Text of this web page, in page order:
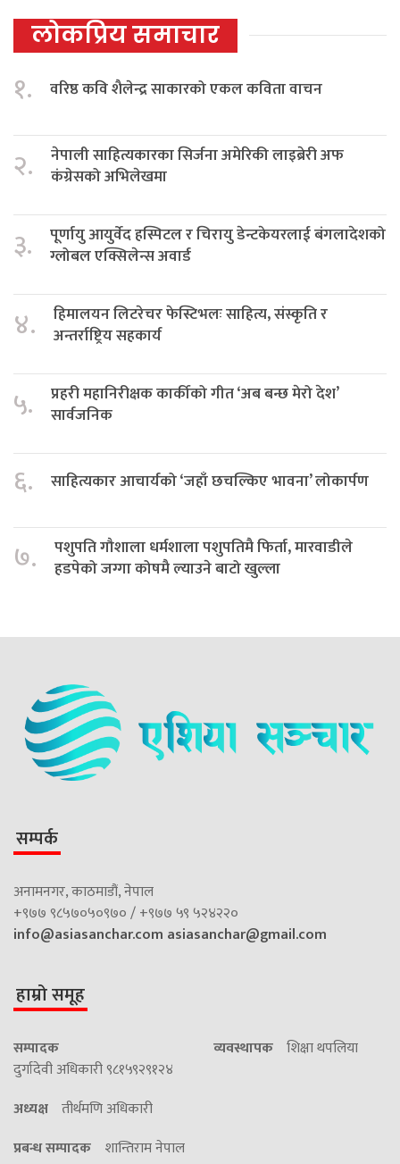
लोकप्रिय समाचार
१. वरिष्ठ कवि शैलेन्द्र साकारको एकल कविता वाचन
२.
नेपाली साहित्यकारका सिर्जना अमेरिकी लाइब्रेरी अफ
कंग्रेसको अभिलेखमा
३.
पूर्णायु आयुर्वेद हस्पिटल र चिरायु डेन्टकेयरलाई बंगलादेशको
ग्लोबल एक्सिलेन्स अवार्ड
४.
हिमालयन लिटरेचर फेस्टिभलः साहित्य, संस्कृति र
अन्तर्राष्ट्रिय सहकार्य
५.
प्रहरी महानिरीक्षक कार्कीको गीत ‘अब बन्छ मेरो देश’
सार्वजनिक
६. साहित्यकार आचार्यको ‘जहाँ छचल्किए भावना’ लोकार्पण
७.
पशुपति गौशाला धर्मशाला पशुपतिमै फिर्ता, मारवाडीले
हडपेको जग्गा कोषमै ल्याउने बाटो खुल्ला
सम्पर्क
अनामनगर, काठमाडौं, नेपाल
+९७७ ९८५७०५०९७० / +९७७ ५९ ५२४२२०
info@asiasanchar.com asiasanchar@gmail.com
हाम्रो समूह
सम्पादक
दुर्गादेवी अधिकारी ९८१५९२९१२४
व्यवस्थापक शिक्षा थपलिया
अध्यक्ष तीर्थमणि अधिकारी
प्रबन्ध सम्पादक शान्तिराम नेपाल